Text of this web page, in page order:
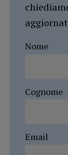
Nome
Cognome
Email